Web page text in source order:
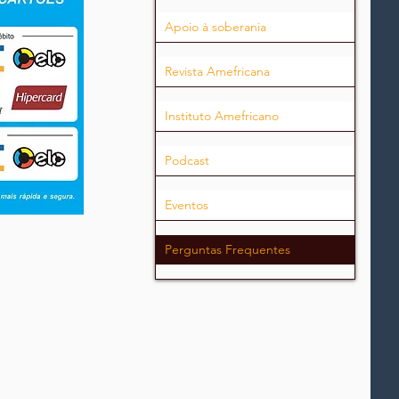
Apoio à soberania
Revista Amefricana
Instituto Amefricano
Podcast
Eventos
Perguntas Frequentes